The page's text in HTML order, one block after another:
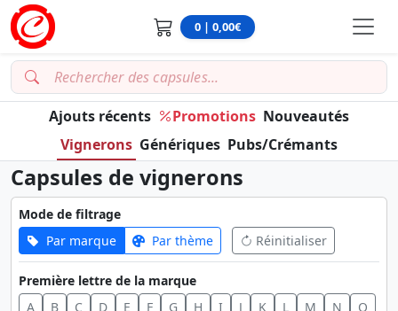
0 | 0,00€
Ajouts récents Promotions Nouveautés
Vignerons Génériques Pubs/Crémants
Capsules de vignerons
Mode de filtrage
Par marque
Par thème Réinitialiser
Première lettre de la marque
A
B C D E F G H I J K L M N
O